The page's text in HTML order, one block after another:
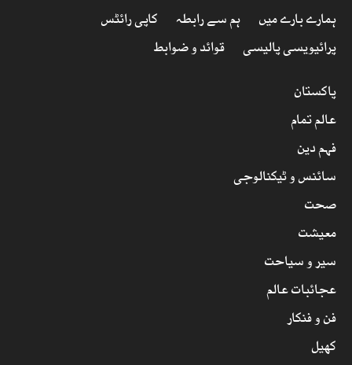
ہمارے بارے میں ہم سے رابطہ
کاپی رائٹس
پرائیویسی پالیسی
قوائد و ضوابط
پاکستان
عالم تمام
فہم دین
سائنس و ٹیکنالوجی
صحت
معیشت
سیر و سیاحت
عجائبات عالم
فن و فنکار
کھیل